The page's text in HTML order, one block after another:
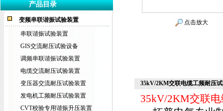
产品目录
变频串联谐振试验装置
串联谐振试验装置
GIS交流耐压试验设备
调频串联谐振试验装置
电缆交流耐压试验装置
变压器交流耐压试验装置
发电机工频耐压试验装置
CVT校验专用谐振升压装置
点击放大
35kV/2KM交联电缆工频耐压
35kV/2KM交联